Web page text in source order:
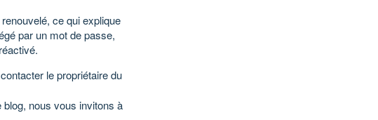
ce qui explique
par un mot de passe,
le propriétaire du
blog, nous vous invitons à